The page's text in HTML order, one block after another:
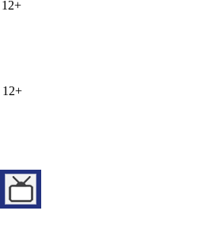
12+
12+